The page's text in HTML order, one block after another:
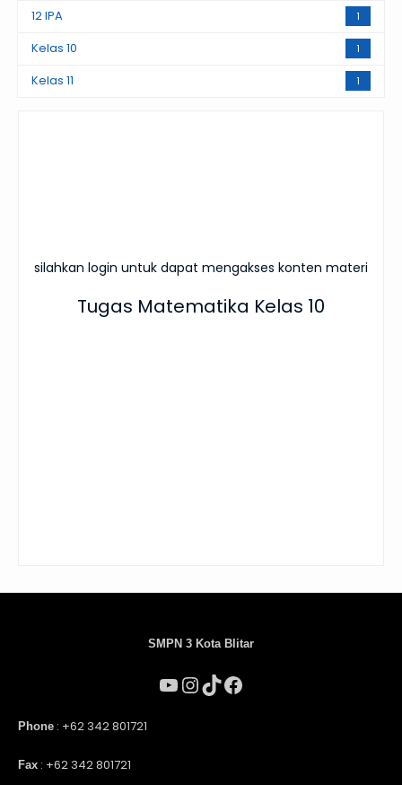
12 IPA 1
Kelas 10 1
Kelas 11 1
silahkan login untuk dapat mengakses konten materi
Tugas Matematika Kelas 10
SMPN 3 Kota Blitar
Phone : +62 342 801721
Fax : +62 342 801721